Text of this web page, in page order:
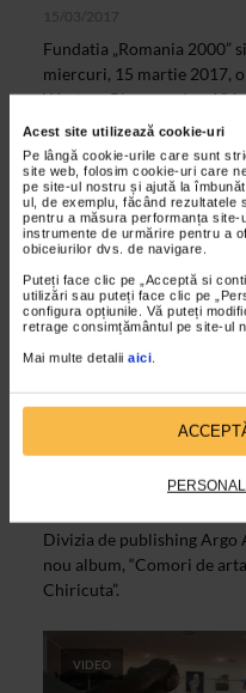
Acest site utilizează cookie-uri
Pe lângă cookie-urile care sunt
site web, folosim cookie-uri care
pe site-ul nostru și ajută la
ul, de exemplu, făcând rezultatele
pentru a măsura performanța
instrumente de urmărire pentru a
obiceiurilor dvs. de navigare.
Puteți face clic pe „Acceptă si
utilizări sau puteți face clic pe
configura opțiunile. Vă puteți
retrage consimțământul pe site-ul
Mai multe detalii aici.
15/03/2017
Fundatia „Romania 2000”
miercuri, 15 martie 2017,
Western Plus, cea de-a XV-
Ion Chiricuta
Divizia de publishing Argo
nou album, “Comori de
Chiricuta”.
VIDEO